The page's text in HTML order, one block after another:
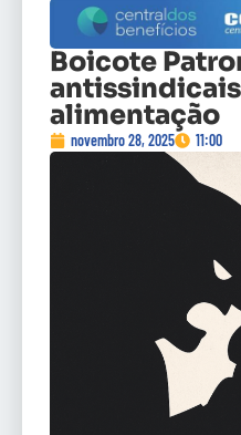
Boicote
alimentação
novembro 28, 2025 11:00